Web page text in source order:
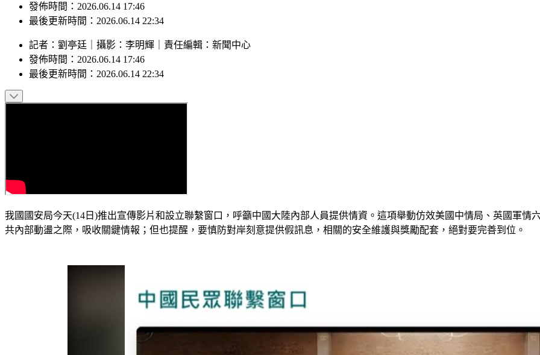
發佈時間：2026.06.14 17:46
最後更新時間：2026.06.14 22:34
記者 ： 劉亭廷 攝影 ： 李明輝 責任編輯 ： 新聞中心
發佈時間： 2026.06.14 17:46
最後更新時間： 2026.06.14 22:34
我國國安局今天(14日)推出宣傳影片和設立聯繫窗口，呼籲中國大陸內部人員提供情資。這項舉動仿效美國中情局、英國軍
共內部動盪之際，吸收關鍵情報；但也提醒，要慎防對岸刻意提供假訊息，相關的安全維護與獎勵配套，絕對要完善到位。